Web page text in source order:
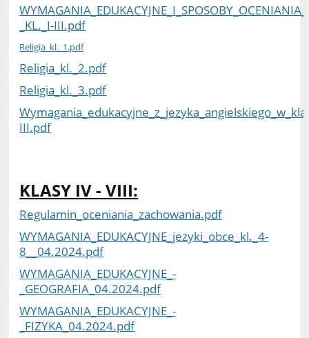
_KL._I-III.pdf
Religia_kl._1.pdf
Religia_kl._2.pdf
Religia_kl._3.pdf
III.pdf
KLASY IV - VIII:
Regulamin_oceniania_zachowania.pdf
WYMAGANIA_EDUKACYJNE_jezyki_obce_kl._4-
8__04.2024.pdf
WYMAGANIA_EDUKACYJNE_-
_GEOGRAFIA_04.2024.pdf
WYMAGANIA_EDUKACYJNE_-
_FIZYKA_04.2024.pdf